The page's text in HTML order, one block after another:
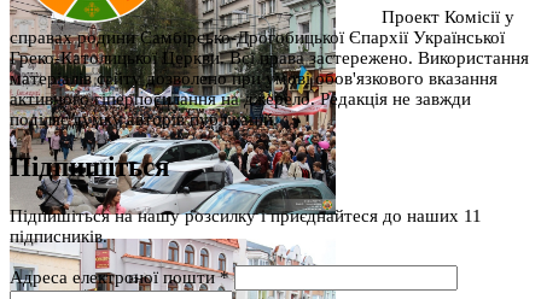
Проект Комісії у
справах родини Самбірсько-Дрогобицької Єпархії Української
Греко-Католицької Церкви. Всі права застережено. Використання
матеріалів сайту дозволено при умові обов'язкового вказання
активного гіперпосилання на джерело. Редакція не завжди
поділяє думку авторів публікацій.
Підпишіться
Підпишіться на нашу розсилку і приєднайтеся до наших 11
підписників.
Адреса електроної пошти*